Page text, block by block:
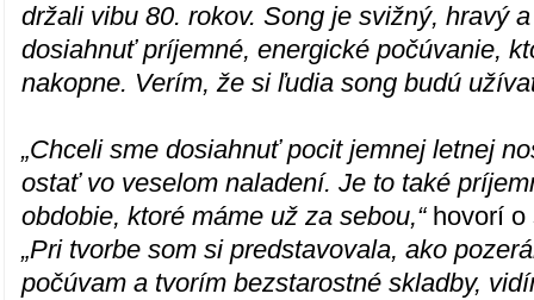
držali vibu 80. rokov. Song je svižný, hravý
dosiahnuť príjemné, energické počúvanie,
nakopne. Verím, že si ľudia song budú
„Chceli sme dosiahnuť pocit jemnej letnej
ostať vo veselom naladení. Je to také
obdobie, ktoré máme už za sebou,“hovorí o
„Pri tvorbe som si predstavovala, ako
počúvam a tvorím bezstarostné skladby,